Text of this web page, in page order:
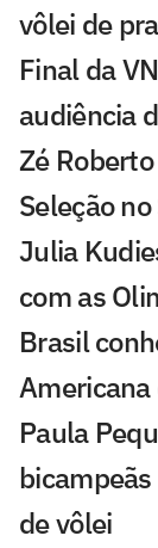
vôlei de
Final da
audiência
Zé
Seleção
Julia
com as
Brasil
Americana
Paula
de vôlei